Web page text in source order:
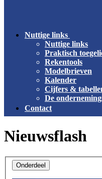
Nuttige links
Nuttige links
Praktisch
Rekentools
Modelbrieven
Kalender
Cijfers &
De
Contact
Nieuwsflash
Onderdeel